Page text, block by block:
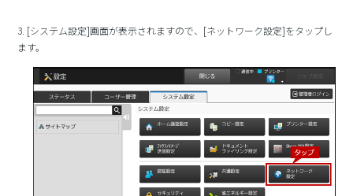
3. [システム設定]画面が表示されますので、[ネットワーク設定]をタップし
ます。